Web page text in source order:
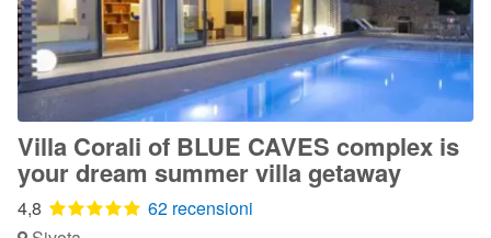
Villa Corali of BLUE CAVES complex is
your dream summer villa getaway
4,8
62 recensioni